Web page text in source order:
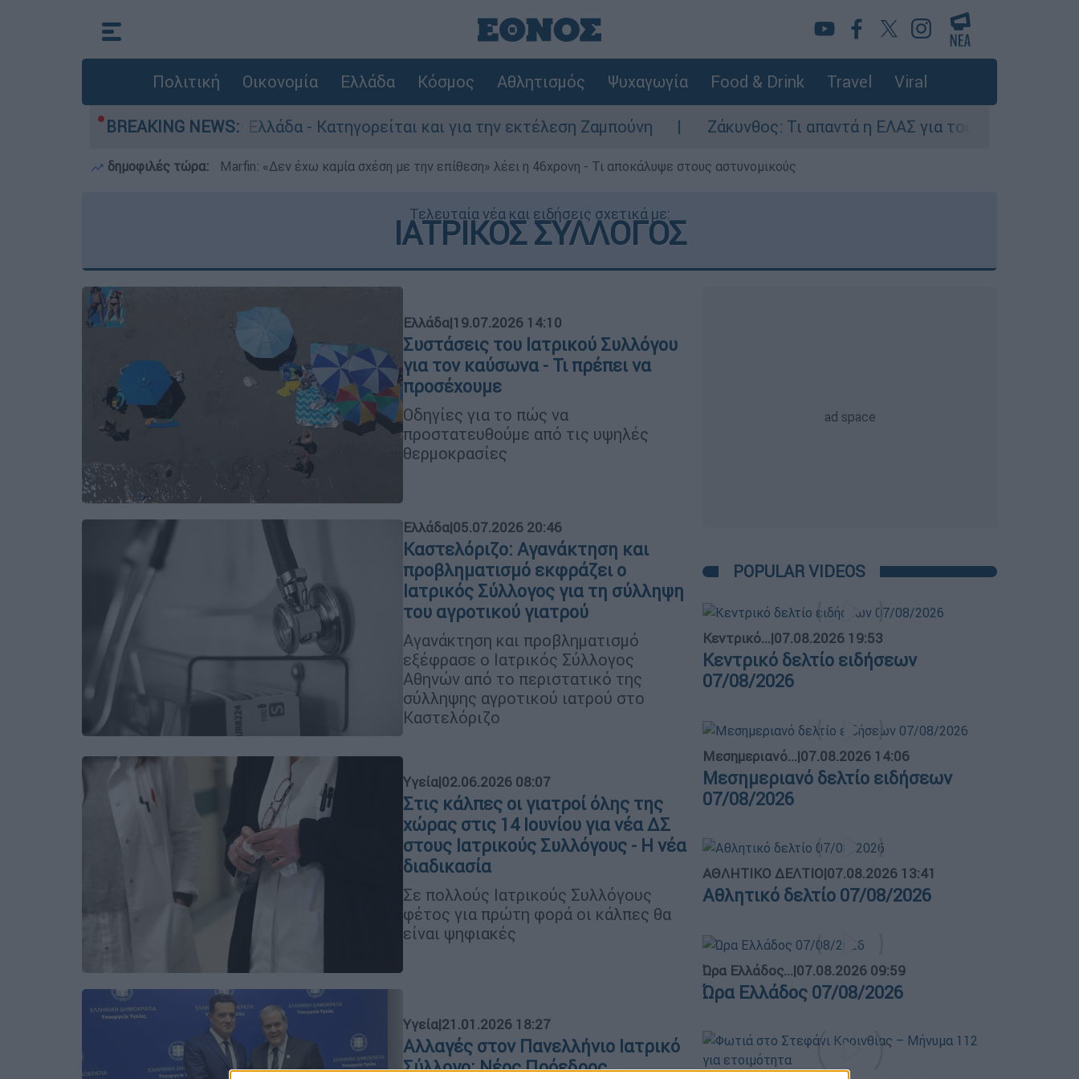
Πολιτική Οικονομία Ελλάδα Κόσμος Αθλητισμός Ψυχαγωγία Food & Drink Travel Viral
BREAKING NEWS:
στην Ελλάδα - Κατηγορείται και για την εκτέλεση Ζαμπούνη Ζάκυνθος: Τι απαντά η ΕΛΑΣ για τους 8 βιασμούς
δημοφιλές τώρα: Marfin: «Δεν έχω καμία σχέση με την επίθεση» λέει η 46χρονη - Τι αποκάλυψε στους αστυνομικούς
Τελευταία νέα και ειδήσεις σχετικά με:
ΙΑΤΡΙΚΟΣ ΣΥΛΛΟΓΟΣ
Ελλάδα|19.07.2026 14:10
Συστάσεις του Ιατρικού Συλλόγου
για τον καύσωνα - Τι πρέπει να
προσέχουμε
Οδηγίες για το πώς να
προστατευθούμε από τις υψηλές
θερμοκρασίες
Ελλάδα|05.07.2026 20:46
Καστελόριζο: Αγανάκτηση και
προβληματισμό εκφράζει ο
Ιατρικός Σύλλογος για τη σύλληψη
του αγροτικού γιατρού
Αγανάκτηση και προβληματισμό
εξέφρασε ο Ιατρικός Σύλλογος
Αθηνών από το περιστατικό της
σύλληψης αγροτικού ιατρού στο
Καστελόριζο
Υγεία|02.06.2026 08:07
Στις κάλπες οι γιατροί όλης της
χώρας στις 14 Ιουνίου για νέα ΔΣ
στους Ιατρικούς Συλλόγους - Η νέα
διαδικασία
Σε πολλούς Ιατρικούς Συλλόγους
φέτος για πρώτη φορά οι κάλπες θα
είναι ψηφιακές
Υγεία|21.01.2026 18:27
Αλλαγές στον Πανελλήνιο Ιατρικό
Σύλλογο: Νέος Πρόεδρος
POPULAR VIDEOS
Κεντρικό...|07.08.2026 19:53
Κεντρικό δελτίο ειδήσεων
07/08/2026
Μεσημεριανό...|07.08.2026 14:06
Μεσημεριανό δελτίο ειδήσεων
07/08/2026
ΑΘΛΗΤΙΚΟ ΔΕΛΤΙΟ|07.08.2026 13:41
Αθλητικό δελτίο 07/08/2026
Ώρα Ελλάδος...|07.08.2026 09:59
Ώρα Ελλάδος 07/08/2026